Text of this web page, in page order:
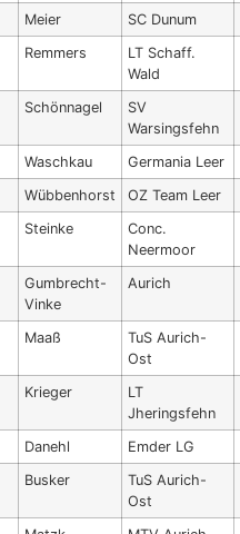
Meier
SC Dunum
Remmers
LT Schaff.
Wald
Schönnagel
SV
Warsingsfehn
Waschkau
Germania Leer
Wübbenhorst
OZ Team Leer
Steinke
Conc.
Neermoor
Gumbrecht-
Vinke
Aurich
Maaß
TuS Aurich-
Ost
Krieger
LT
Jheringsfehn
Danehl
Emder LG
Busker
TuS Aurich-
Ost